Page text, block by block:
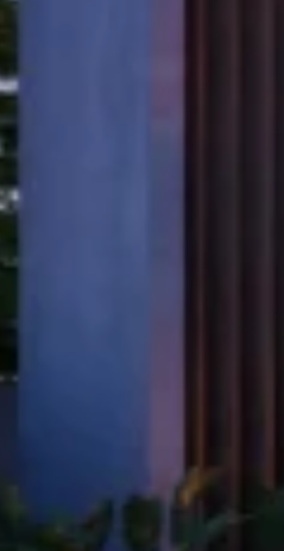
wordt in deze algemene
die met Duravolt een
en
overeenkomsten en de
worden. Zowel Duravolt als
bepalingen in deze
bepaalde van
overeen te komen, waarbij
van algemene
vervalt het in de offerte
niet vergezeld van